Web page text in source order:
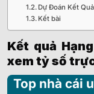
Dự Đoán Kết
Kết bài
Kết quả
xem tỷ số
Top nhà cái